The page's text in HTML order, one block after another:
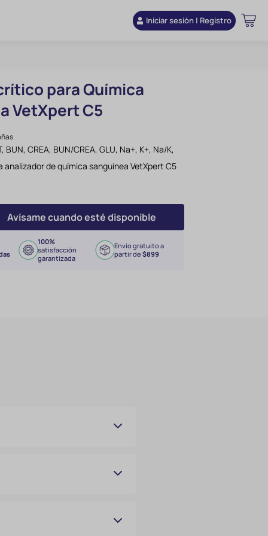
Iniciar sesión | Registro
para Química
VetXpert C5
BUN, CREA, BUN/CREA, GLU, Na+, K+, Na/K,
analizador de química sanguínea VetXpert C5
Avísame cuando esté disponible
100%
satisfacción
garantizada
Envío gratuito a
partir de $899